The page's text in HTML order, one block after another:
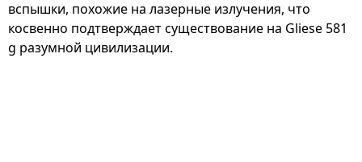
вспышки, похожие на лазерные излучения, что
косвенно подтверждает существование на Gliese 581
g разумной цивилизации.